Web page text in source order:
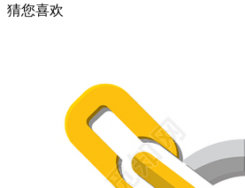
猜您喜欢